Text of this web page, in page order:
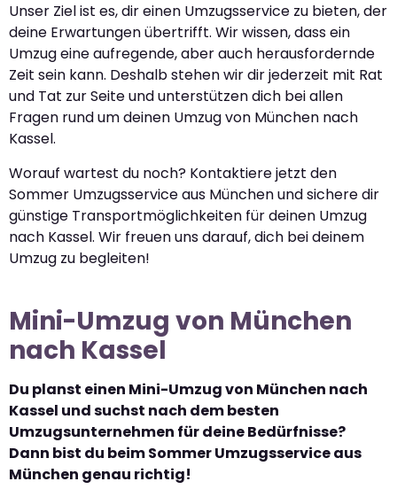
Unser Ziel ist es, dir einen Umzugsservice zu bieten, der
deine Erwartungen übertrifft. Wir wissen, dass ein
Umzug eine aufregende, aber auch herausfordernde
Zeit sein kann. Deshalb stehen wir dir jederzeit mit Rat
und Tat zur Seite und unterstützen dich bei allen
Fragen rund um deinen Umzug von München nach
Kassel.
Worauf wartest du noch? Kontaktiere jetzt den
Sommer Umzugsservice aus München und sichere dir
günstige Transportmöglichkeiten für deinen Umzug
nach Kassel. Wir freuen uns darauf, dich bei deinem
Umzug zu begleiten!
Mini-Umzug von München
nach Kassel
Du planst einen Mini-Umzug von München nach
Kassel und suchst nach dem besten
Umzugsunternehmen für deine Bedürfnisse?
Dann bist du beim Sommer Umzugsservice aus
München genau richtig!